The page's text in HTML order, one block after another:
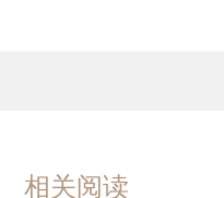
相关阅读